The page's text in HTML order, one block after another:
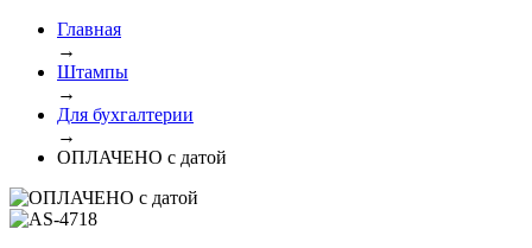
Главная
→
Штампы
→
Для бухгалтерии
→
ОПЛАЧЕНО с датой